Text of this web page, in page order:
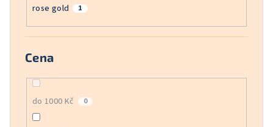
rose gold 1
Cena
do 1000 Kč 0